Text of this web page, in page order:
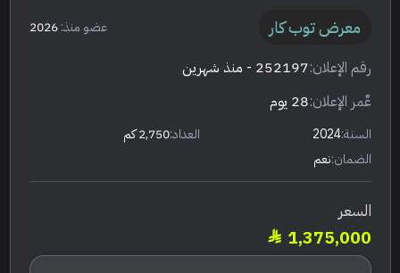
معرض توب كار عضو منذ:2026
رقم الإعلان:252197 - منذ شهرين
عٌمر الإعلان:28 يوم
السنة:2024 العداد:2,750 كم
الضمان:نعم
السعر
1,375,000